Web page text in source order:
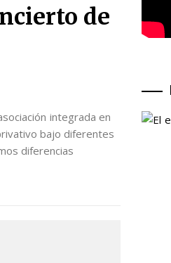
de
integrada en
bajo diferentes
diferencias